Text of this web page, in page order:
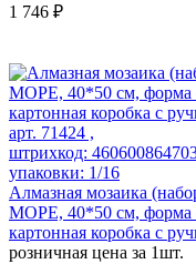
1 746 ₽
арт. 71424 ,
штрихкод:
упаковки: 1/16
Алмазная мозаика
МОРЕ, 40*50 см, форма
картонная коробка с
розничная цена за 1шт.